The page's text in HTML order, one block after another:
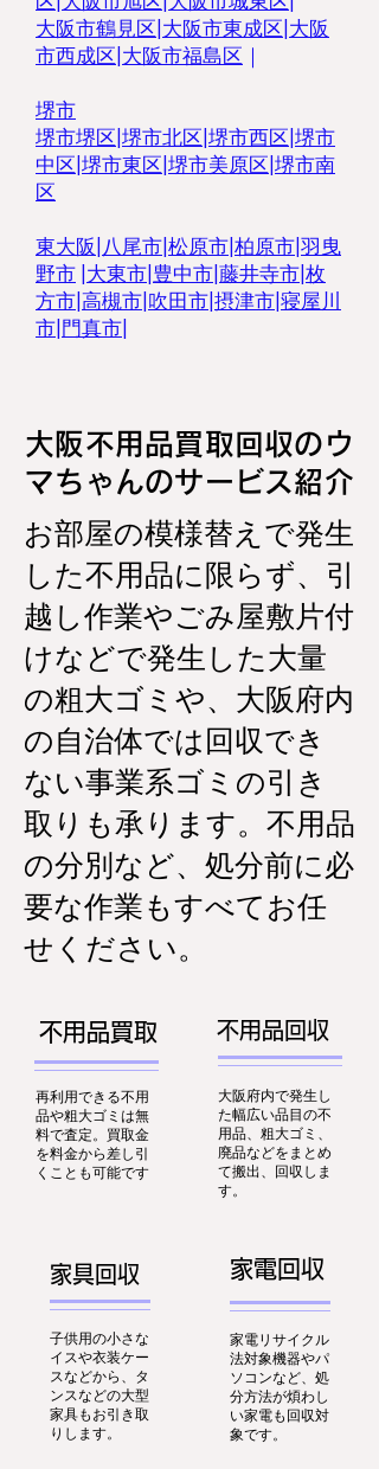
大阪市鶴見区 大阪市東成区 大阪
市西成区| 大阪市福島区 ｜
堺市
堺市堺区 堺市北区 堺市西区 堺市
中区 堺市東区| 堺市美原区 堺市南
区
東大阪 八尾市 松原市 柏原市 羽曳
野市 大東市 豊中市 藤井寺市 枚
方市 高槻市 吹田市 摂津市 寝屋川
市 門真市
大阪不用品買取回収のウ
マちゃんのサービス紹介
お部屋の模様替えで発生
した不用品に限らず、引
越し作業やごみ屋敷片付
けなどで発生した大量
の粗大ゴミや、大阪府内
の自治体では回収でき
ない事業系ゴミの引き
取りも承ります。不用品
の分別など、処分前に必
要な作業もすべてお任
せください。
不用品買取
再利用できる不用
品や粗大ゴミは無
料で査定。買取金
を料金から差し引
くことも可能です
不用品回収
大阪府内で発生し
た幅広い品目の不
用品、粗大ゴミ、
廃品などをまとめ
て搬出、回収しま
す。
家具回収
子供用の小さな
イスや衣装ケー
スなどから、タ
ンスなどの大型
家具もお引き取
りします。
家電回収
家電リサイクル
法対象機器やパ
ソコンなど、処
分方法が煩わし
い家電も回収対
象です。